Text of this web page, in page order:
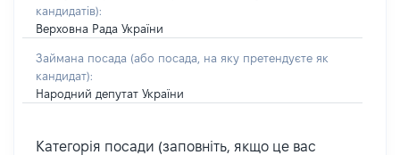
кандидатів):
Верховна Рада України
Займана посада (або посада, на яку претендуєте як
кандидат):
Народний депутат України
Категорія посади (заповніть, якщо це вас